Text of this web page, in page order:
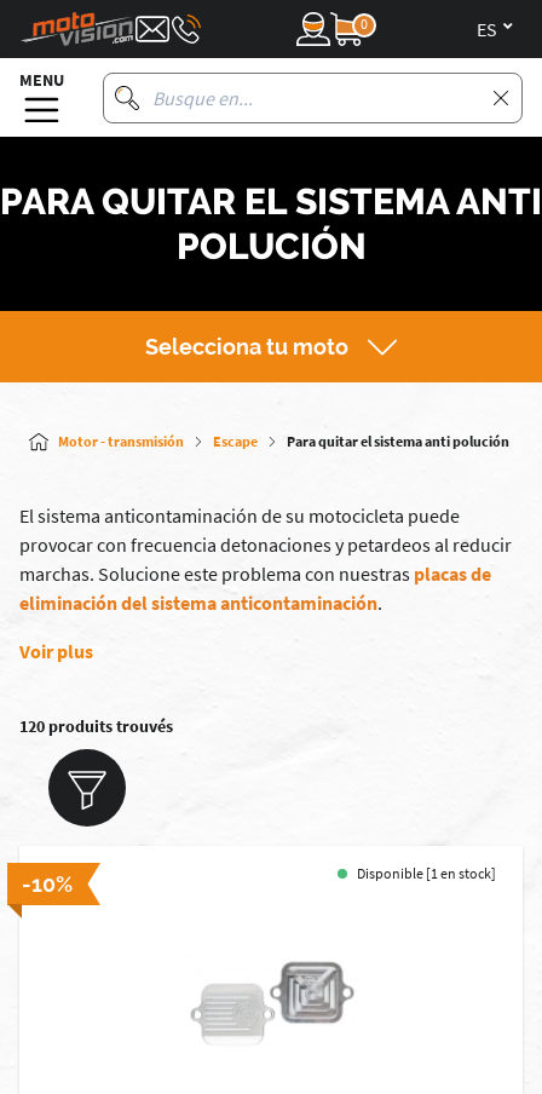
0
MENU
PARA QUITAR EL SISTEMA ANTI
POLUCIÓN
Selecciona tu moto
Motor - transmisión Escape Para quitar el sistema anti polución
El sistema anticontaminación de su motocicleta puede
provocar con frecuencia detonaciones y petardeos al reducir
marchas. Solucione este problema con nuestras placas de
eliminación del sistema anticontaminación.
Voir plus
120 produits trouvés
-10% Disponible [1 en stock]